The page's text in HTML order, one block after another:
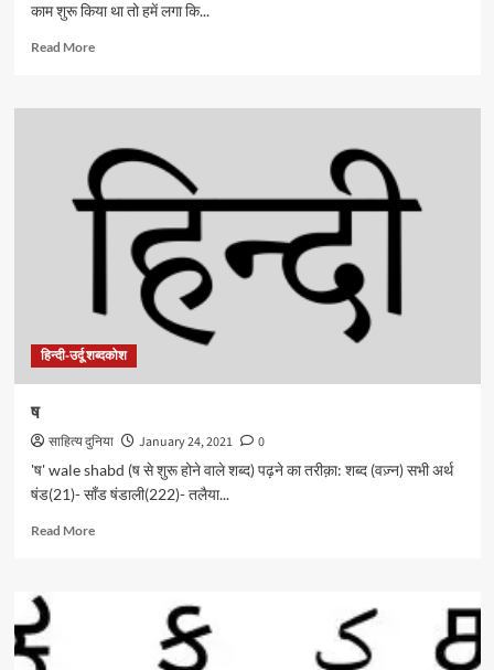
काम शुरू किया था तो हमें लगा कि...
Read MoreRead
शब्दकोश
हिन्दी-उर्दू शब्दकोश
ष
साहित्य दुनिया January 24, 2021
0
'ष' wale shabd (ष से शुरू होने वाले शब्द) पढ़ने का तरीक़ा: शब्द (वज़्न) सभी अर्थ
षंड(21)- साँड षंडाली(222)- तलैया...
Read MoreRead